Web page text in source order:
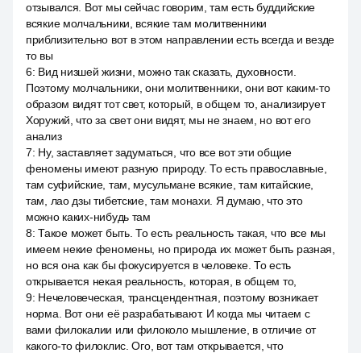
отзывался. Вот мы сейчас говорим, там есть буддийские
всякие молчальники, всякие там молитвенники
приблизительно вот в этом направлении есть всегда и везде
то вы
6: Вид низшей жизни, можно так сказать, духовности.
Поэтому молчальники, они молитвенники, они вот каким-то
образом видят тот свет, который, в общем то, анализирует
Хоружий, что за свет они видят, мы не знаем, но вот его
анализ
7: Ну, заставляет задуматься, что все вот эти общие
феномены имеют разную природу. То есть православные,
там суфийские, там, мусульмане всякие, там китайские,
там, лао дзы тибетские, там монахи. Я думаю, что это
можно каких-нибудь там
8:Такое может быть. То есть реальность такая, что все мы
имеем некие феномены, но природа их может быть разная,
но вся она как бы фокусируется в человеке. То есть
открывается некая реальность, которая, в общем то,
9: Нечеловеческая, трансцендентная, поэтому возникает
норма. Вот они её разрабатывают. И когда мы читаем с
вами филокалии или филоколо мышление, в отличие от
какого-то филоклис. Ого, вот там открывается, что